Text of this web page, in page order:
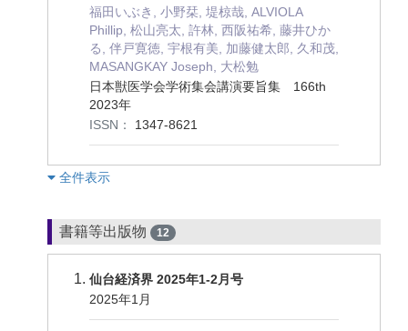
福田いぶき, 小野栞, 堤椋哉, ALVIOLA
Phillip, 松山亮太, 許林, 西阪祐希, 藤井ひか
る, 伴戸寛徳, 宇根有美, 加藤健太郎, 久和茂,
MASANGKAY Joseph, 大松勉
日本獣医学会学術集会講演要旨集 166th
2023年
ISSN：
1347-8621
︎全件表示
書籍等出版物 12
仙台経済界 2025年1-2月号
2025年1月